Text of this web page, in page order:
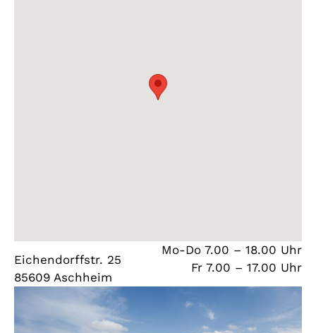
Eichendorffstr. 25
85609 Aschheim
Mo-Do 7.00 – 18.00 Uhr
Fr 7.00 – 17.00 Uhr